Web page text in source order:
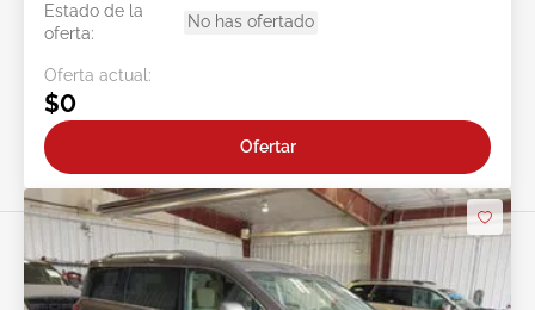
Estado de la
oferta:
No has ofertado
Oferta actual:
$0
Ofertar